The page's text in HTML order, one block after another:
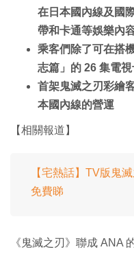
在日本國內線及國
帶和卡通等娛樂內
乘客們除了可在搭
志篇」的 26 集電視
首架鬼滅之刃彩繪
本國內線的營運
【相關報道】
【宅熱話】TV版鬼
免費睇
《鬼滅之刃》聯成 ANA